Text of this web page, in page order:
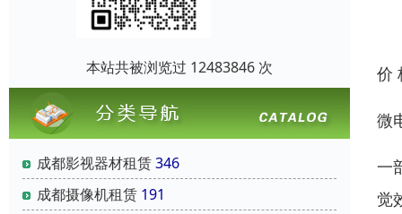
本站共被浏览过 12483846 次
成都影视器材租赁346
成都摄像机租赁 191
价
微
一
觉